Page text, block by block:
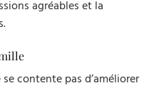
agréables et la
contente pas d’améliorer